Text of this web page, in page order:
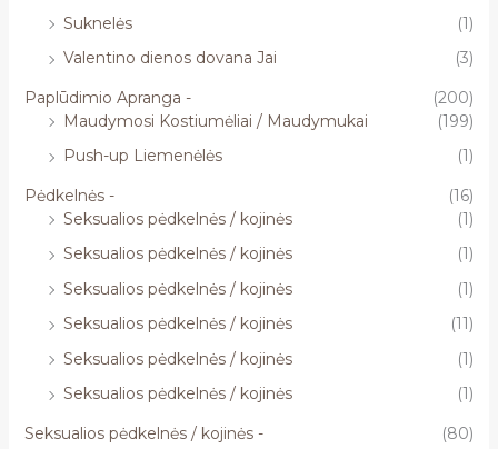
Suknelės
(1)
Valentino dienos dovana Jai
(3)
Paplūdimio Apranga -
(200)
Maudymosi Kostiumėliai / Maudymukai
(199)
Push-up Liemenėlės
(1)
Pėdkelnės -
(16)
Seksualios pėdkelnės / kojinės
(1)
Seksualios pėdkelnės / kojinės
(1)
Seksualios pėdkelnės / kojinės
(1)
Seksualios pėdkelnės / kojinės
(11)
Seksualios pėdkelnės / kojinės
(1)
Seksualios pėdkelnės / kojinės
(1)
Seksualios pėdkelnės / kojinės -
(80)